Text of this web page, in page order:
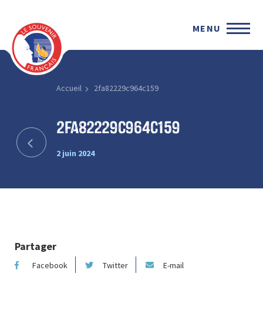
MENU
Accueil 2fa82229c964c159
2fa82229c964c159
2 juin 2024
Partager
Facebook Twitter E-mail